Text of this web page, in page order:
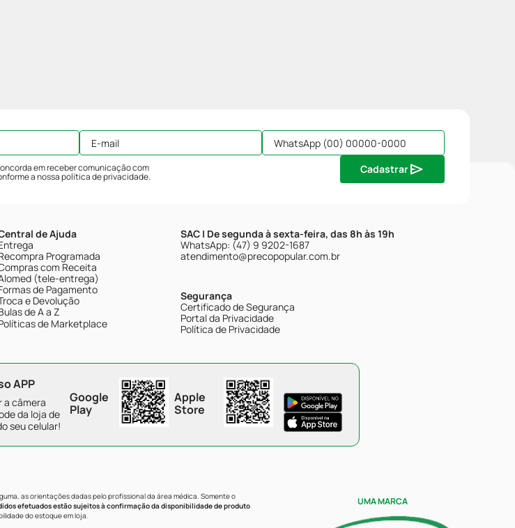
em receber comunicação com
a nossapolítica de privacidade.
Cadastrar
de Ajuda
Programada
com Receita
(tele-entrega)
de Pagamento
e Devolução
de A a Z
de Marketplace
SAC | De segunda à sexta-feira, das 8h às 19h
WhatsApp: (47) 9 9202-1687
atendimento@precopopular.com.br
Segurança
Certificado de Segurança
Portal da Privacidade
Política de Privacidade
APP
a câmera
da loja de
seu celular!
Google
Play
Apple
Store
as orientações dadas pelo profissional da área médica. Somente o
efetuados estão sujeitos à confirmação da disponibilidade de produto
do estoque em loja.
UMA MARCA